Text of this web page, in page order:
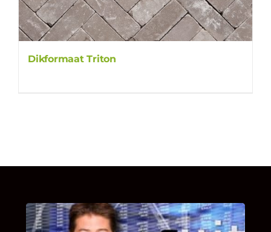
Dikformaat Triton
UITSTEL VAN EXECUTIE